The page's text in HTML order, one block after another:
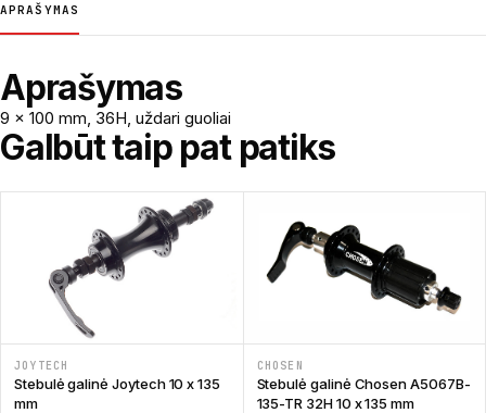
APRAŠYMAS
Aprašymas
9 x 100 mm, 36H, uždari guoliai
Galbūt taip pat patiks
JOYTECH
Stebulė galinė Joytech 10 x 135
mm
CHOSEN
Stebulė galinė Chosen A5067B-
135-TR 32H 10 x 135 mm